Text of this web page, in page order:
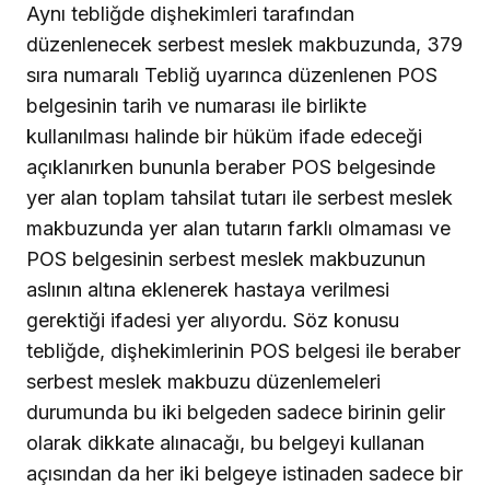
Aynı tebliğde dişhekimleri tarafından
düzenlenecek serbest meslek makbuzunda, 379
sıra numaralı Tebliğ uyarınca düzenlenen POS
belgesinin tarih ve numarası ile birlikte
kullanılması halinde bir hüküm ifade edeceği
açıklanırken bununla beraber POS belgesinde
yer alan toplam tahsilat tutarı ile serbest meslek
makbuzunda yer alan tutarın farklı olmaması ve
POS belgesinin serbest meslek makbuzunun
aslının altına eklenerek hastaya verilmesi
gerektiği ifadesi yer alıyordu. Söz konusu
tebliğde, dişhekimlerinin POS belgesi ile beraber
serbest meslek makbuzu düzenlemeleri
durumunda bu iki belgeden sadece birinin gelir
olarak dikkate alınacağı, bu belgeyi kullanan
açısından da her iki belgeye istinaden sadece bir